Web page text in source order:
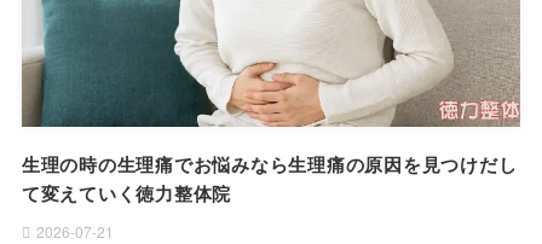
生理の時の生理痛でお悩みなら生理痛の原因を見つけだし
て変えていく徳力整体院
2026-07-21